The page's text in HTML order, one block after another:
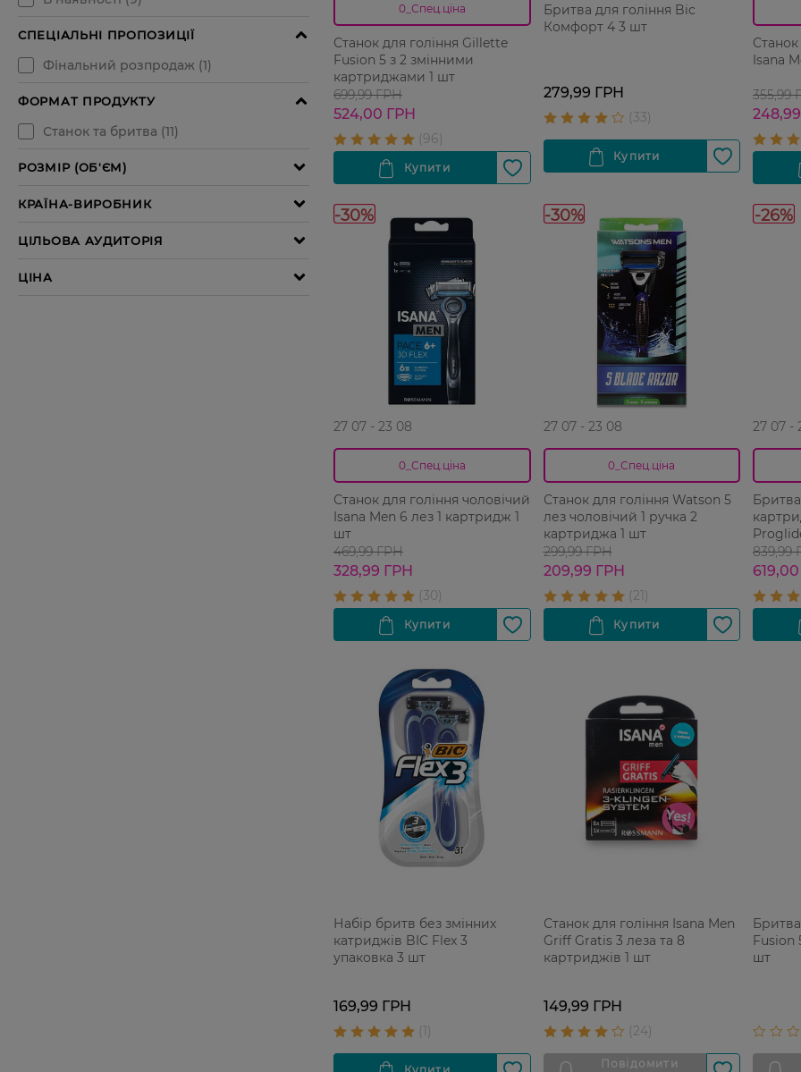
0_Спец.ціна
Станок для гоління Gillette
Fusion 5 з 2 змінними
картриджами 1 шт
699,99 ГРН
524,00 ГРН
Бритва для гоління Bic
Комфорт 4 3 шт
279,99 ГРН
Станок
Isana
355,99
-30%
27 07 - 23 08
0_Спец.ціна
Станок для гоління чоловічий
Isana Men 6 лез 1 картридж 1
шт
469,99 ГРН
328,99 ГРН
-30%
27 07 - 23 08
0_Спец.ціна
Станок для гоління Watson 5
лез чоловічий 1 ручка 2
картриджа 1 шт
299,99 ГРН
209,99 ГРН
-26%
27 07 -
839,99
Набір бритв без змінних
катриджів BIC Flex 3
упаковка 3 шт
169,99 ГРН
Станок для гоління Isana Men
Griff Gratis 3 леза та 8
картриджів 1 шт
149,99 ГРН
Fusion
шт